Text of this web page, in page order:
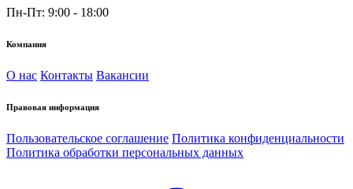
Пн-Пт: 9:00 - 18:00
Компания
О нас Контакты Вакансии
Правовая информация
Пользовательское соглашение Политика конфиденциальности
Политика обработки персональных данных